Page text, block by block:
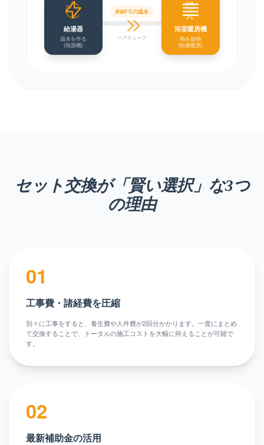
給湯器
温水を作る
(熱源機)
約80℃の温水
ペアチューブ
浴室暖房機
熱を放熱
(乾燥暖房)
セット交換が「賢い選択」な3つ
の理由
01
工事費・諸経費を圧縮
別々に工事をすると、養生費や人件費が2回分かかります。一度にまとめ
て交換することで、トータルの施工コストを大幅に抑えることが可能で
す。
02
最新補助金の活用